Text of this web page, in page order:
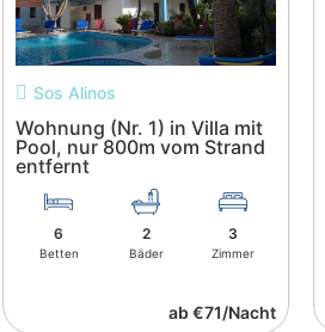
Sos Alinos
Wohnung (Nr. 1) in Villa mit
Pool, nur 800m vom Strand
entfernt
6
Betten
2
Bäder
3
Zimmer
ab €71/Nacht